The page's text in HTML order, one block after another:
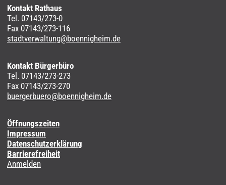
Kontakt Rathaus
Tel. 07143/273-0
Fax 07143/273-116
stadtverwaltung@boennigheim.de
Kontakt Bürgerbüro
Tel. 07143/273-273
Fax 07143/273-270
buergerbuero@boennigheim.de
Öffnungszeiten
Impressum
Datenschutzerklärung
Barrierefreiheit
Anmelden